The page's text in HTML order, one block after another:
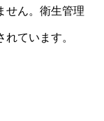
せん。衛生管理
ています。